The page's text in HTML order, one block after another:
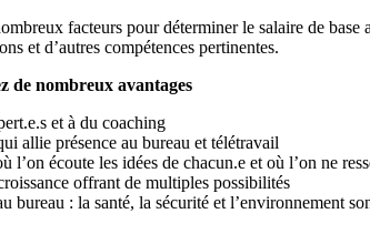
facteurs pour déterminer le salaire de
et d’autres compétences pertinentes.
de nombreux avantages
et à du coaching
allie présence au bureau et télétravail
l’on écoute les idées de chacun.e et où l’on ne
offrant de multiples possibilités
bureau : la santé, la sécurité et l’environnement